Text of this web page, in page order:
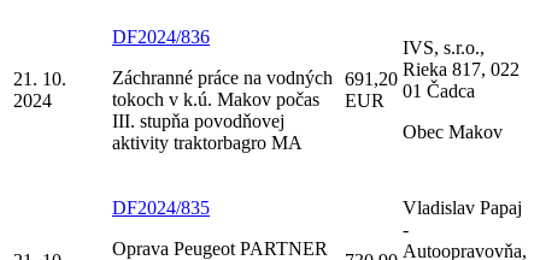
21. 10.
2024
DF2024/836
Záchranné práce na vodných
tokoch v k.ú. Makov počas
III. stupňa povodňovej
aktivity traktorbagro MA
691,20
EUR
IVS, s.r.o.,
Rieka 817, 022
01 Čadca
Obec Makov
DF2024/835
Oprava Peugeot PARTNER
Vladislav Papaj
-
Autoopravovňa,